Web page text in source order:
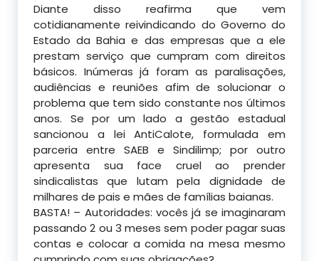
Diante disso reafirma que vem
cotidianamente reivindicando do Governo do
Estado da Bahia e das empresas que a ele
prestam serviço que cumpram com direitos
básicos. Inúmeras já foram as paralisações,
audiências e reuniões afim de solucionar o
problema que tem sido constante nos últimos
anos. Se por um lado a gestão estadual
sancionou a lei AntiCalote, formulada em
parceria entre SAEB e Sindilimp; por outro
apresenta sua face cruel ao prender
sindicalistas que lutam pela dignidade de
milhares de pais e mães de famílias baianas.
BASTA! – Autoridades: vocês já se imaginaram
passando 2 ou 3 meses sem poder pagar suas
contas e colocar a comida na mesa mesmo